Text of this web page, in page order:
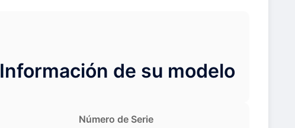
Información de su modelo
Número de Serie